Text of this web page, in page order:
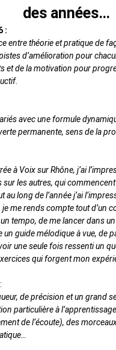
des années…
:
entre théorie et pratique de
d’amélioration pour
et de la motivation pour
avec une formule
permanente, sens de la
à Voix sur Rhône, j’ai
sur les autres, qui
au long de l’année j’ai
je me rends compte tout d’un
tempo, de me lancer dans
un guide mélodique à vue, de
une seule fois ressenti un
qui forgent mon
:
de précision et un grand
particulière à
de l’écoute), des